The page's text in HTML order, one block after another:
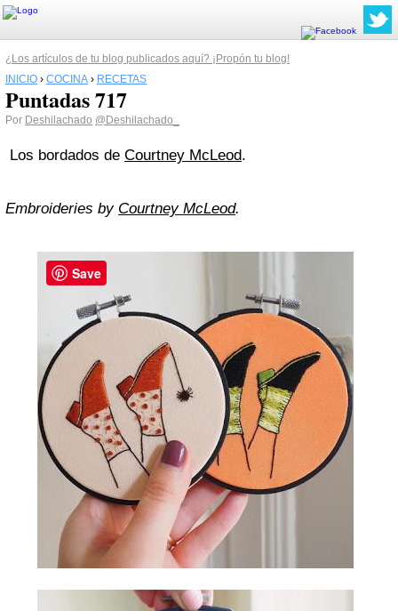
¿Los artículos de tu blog publicados aquí? ¡Propón tu blog!
INICIO › COCINA › RECETAS
Puntadas 717
Por Deshilachado @Deshilachado_
Los bordados de Courtney McLeod.
Embroideries by Courtney McLeod.
Save